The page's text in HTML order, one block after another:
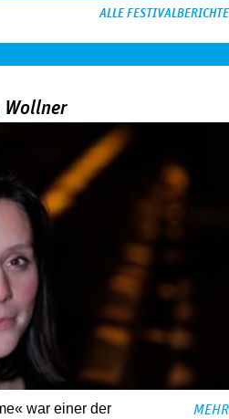
ALLE FESTIVALBERICHTE
war einer der
MEHR